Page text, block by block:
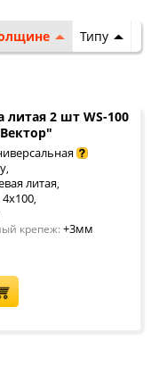
Типу
литая 2 шт WS-100
,
литая,
4x100,
крепеж: +3мм